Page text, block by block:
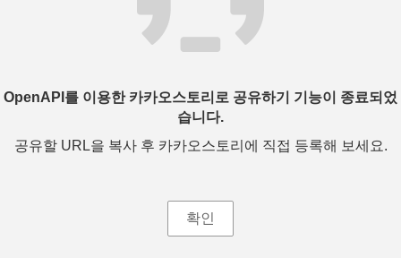
OpenAPI를 이용한 카카오스토리로 공유하기 기능이 종료되었
습니다.
공유할 URL을 복사 후 카카오스토리에 직접 등록해 보세요.
확인